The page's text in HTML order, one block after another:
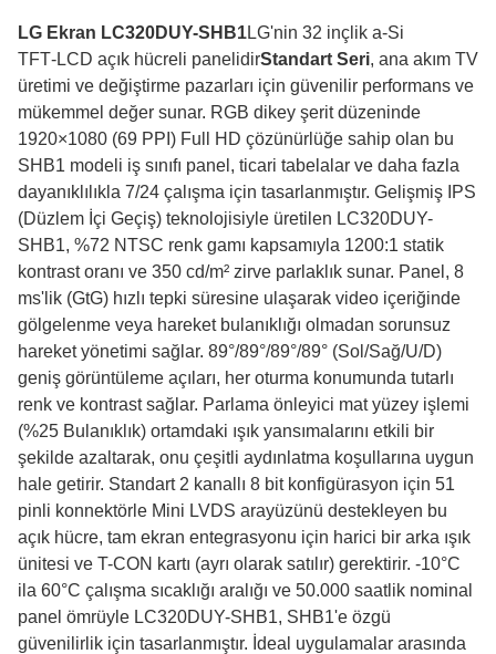
LG Ekran LC320DUY-SHB1LG'nin 32 inçlik a‑Si
TFT‑LCD açık hücreli panelidirStandart Seri, ana akım TV
üretimi ve değiştirme pazarları için güvenilir performans ve
mükemmel değer sunar. RGB dikey şerit düzeninde
1920×1080 (69 PPI) Full HD çözünürlüğe sahip olan bu
SHB1 modeli iş sınıfı panel, ticari tabelalar ve daha fazla
dayanıklılıkla 7/24 çalışma için tasarlanmıştır. Gelişmiş IPS
(Düzlem İçi Geçiş) teknolojisiyle üretilen LC320DUY-
SHB1, %72 NTSC renk gamı ​​kapsamıyla 1200:1 statik
kontrast oranı ve 350 cd/m² zirve parlaklık sunar. Panel, 8
ms'lik (GtG) hızlı tepki süresine ulaşarak video içeriğinde
gölgelenme veya hareket bulanıklığı olmadan sorunsuz
hareket yönetimi sağlar. 89°/89°/89°/89° (Sol/Sağ/U/D)
geniş görüntüleme açıları, her oturma konumunda tutarlı
renk ve kontrast sağlar. Parlama önleyici mat yüzey işlemi
(%25 Bulanıklık) ortamdaki ışık yansımalarını etkili bir
şekilde azaltarak, onu çeşitli aydınlatma koşullarına uygun
hale getirir. Standart 2 kanallı 8 bit konfigürasyon için 51
pinli konnektörle Mini LVDS arayüzünü destekleyen bu
açık hücre, tam ekran entegrasyonu için harici bir arka ışık
ünitesi ve T-CON kartı (ayrı olarak satılır) gerektirir. -10°C
ila 60°C çalışma sıcaklığı aralığı ve 50.000 saatlik nominal
panel ömrüyle LC320DUY-SHB1, SHB1'e özgü
güvenilirlik için tasarlanmıştır. İdeal uygulamalar arasında